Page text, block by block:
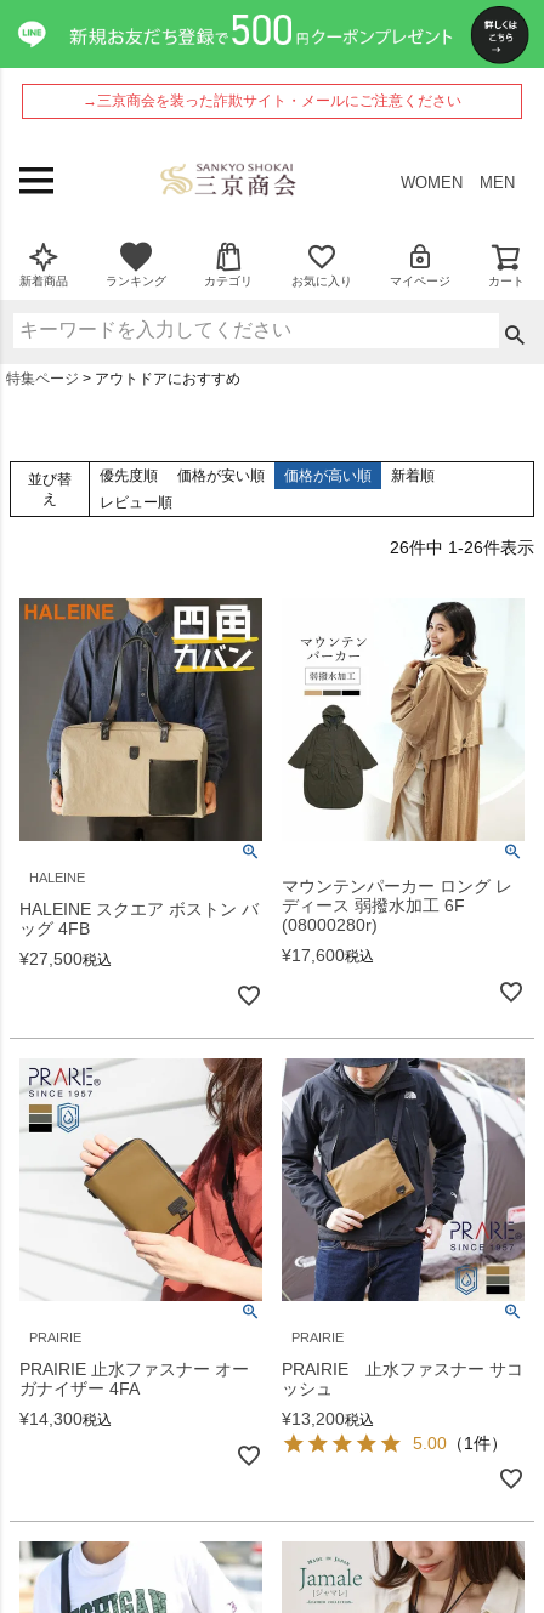
→三京商会を装った詐欺サイト・メールにご注意ください
WOMEN MEN
新着商品 ランキング カテゴリ お気に入り マイページ カート
特集ページ アウトドアにおすすめ
並び替
え
優先度順 価格が安い順 価格が高い順
新着順
レビュー順
26件中 1-26件表示
HALEINE
HALEINE スクエア ボストン バ
ッグ 4FB
¥27,500税込
マウンテンパーカー ロング レ
ディース 弱撥水加工 6F
(08000280r)
¥17,600税込
PRAIRIE
PRAIRIE 止水ファスナー オー
ガナイザー 4FA
¥14,300税込
PRAIRIE
PRAIRIE 止水ファスナー サコ
ッシュ
¥13,200税込
5.00 （1件）